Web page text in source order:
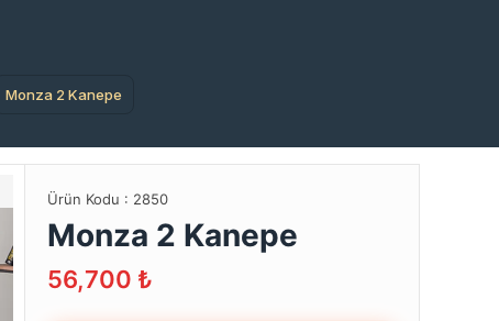
Monza 2 Kanepe
Ürün Kodu : 2850
Monza 2 Kanepe
56,700 ₺